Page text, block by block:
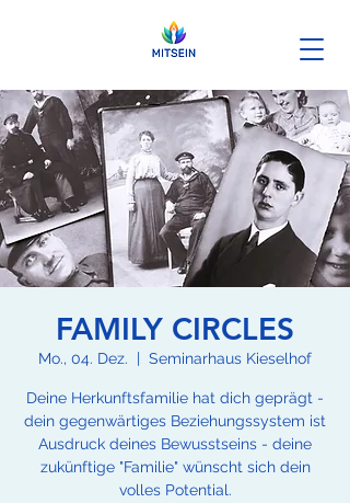
FAMILY CIRCLES
Mo., 04. Dez.
  |
Seminarhaus Kieselhof
Deine Herkunftsfamilie hat dich geprägt -
dein gegenwärtiges Beziehungssystem ist
Ausdruck deines Bewusstseins - deine
zukünftige "Familie" wünscht sich dein
volles Potential.